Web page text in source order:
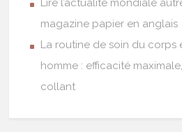
Lire l’actualité mondiale
magazine papier en anglais
La routine de soin du corps
homme : efficacité
collant